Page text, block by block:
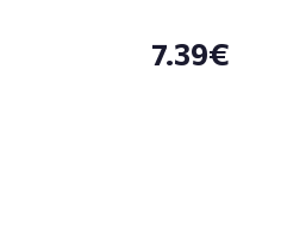
7.39€